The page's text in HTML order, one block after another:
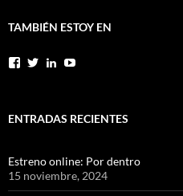
TAMBIÉN ESTOY EN
Facebook
TwitterLinkedIn
ENTRADAS RECIENTES
Estreno online: Por dentro
15 noviembre, 2024